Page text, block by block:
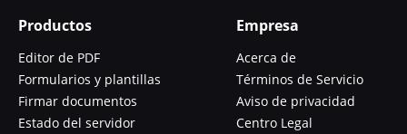
Productos
Editor de PDF
Formularios y plantillas
Firmar documentos
Estado del servidor
Empresa
Acerca de
Términos de Servicio
Aviso de privacidad
Centro Legal